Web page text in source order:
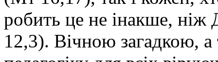
робить це не інакше,
12,3). Вічною загадкою,